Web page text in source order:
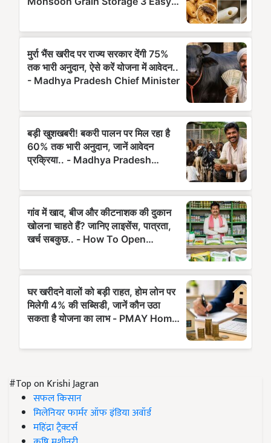
#Top on Krishi Jagran
सफल किसान
मिलेनियर फार्मर ऑफ इंडिया अवॉर्ड
महिंद्रा ट्रैक्टर्स